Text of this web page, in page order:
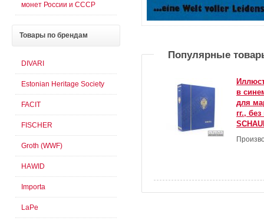
Популярные
в
для
гг.,
монет России и СССР
Товары по брендам
DIVARI
Estonian Heritage Society
FACIT
FISCHER
Groth (WWF)
HAWID
Importa
LaPe